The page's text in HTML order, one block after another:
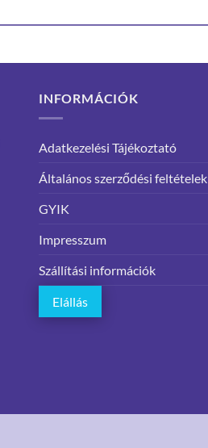
INFORMÁCIÓK
Adatkezelési Tájékoztató
Általános szerződési feltételek
GYIK
Impresszum
Szállítási információk
Elállás